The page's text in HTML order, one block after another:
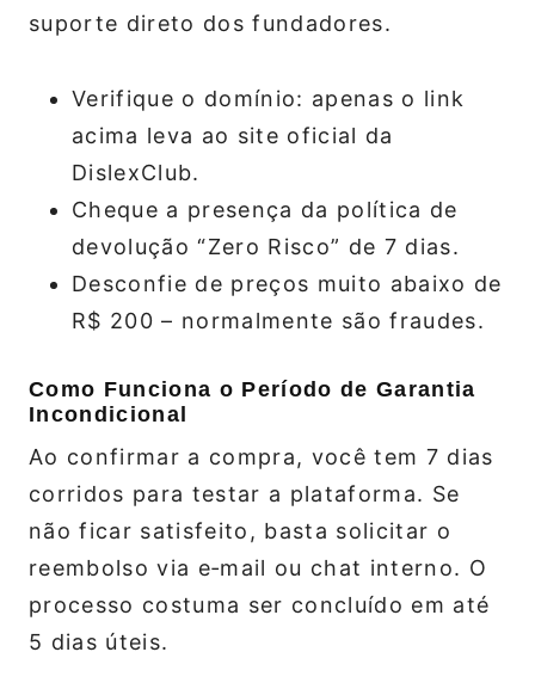
suporte direto dos fundadores.
Verifique o domínio: apenas o link
acima leva ao site oficial da
DislexClub.
Cheque a presença da política de
devolução “Zero Risco” de 7 dias.
Desconfie de preços muito abaixo de
R$ 200 – normalmente são fraudes.
Como Funciona o Período de Garantia
Incondicional
Ao confirmar a compra, você tem 7 dias
corridos para testar a plataforma. Se
não ficar satisfeito, basta solicitar o
reembolso via e‑mail ou chat interno. O
processo costuma ser concluído em até
5 dias úteis.